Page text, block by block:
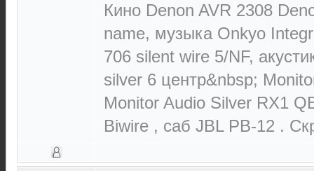
Кино Denon AVR 2308
name, музыка Onkyo
706 silent wire 5/NF,
silver 6 центр&nbsp;
Monitor Audio Silver RX1
Biwire , cаб JBL PB-12 .